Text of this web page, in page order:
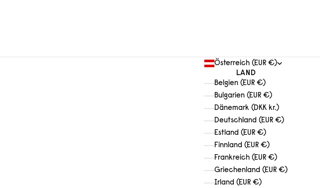
Österreich (EUR €)
LAND
Belgien (EUR €)
Bulgarien (EUR €)
Dänemark (DKK kr.)
Deutschland (EUR €)
Estland (EUR €)
Finnland (EUR €)
Frankreich (EUR €)
Griechenland (EUR €)
Irland (EUR €)